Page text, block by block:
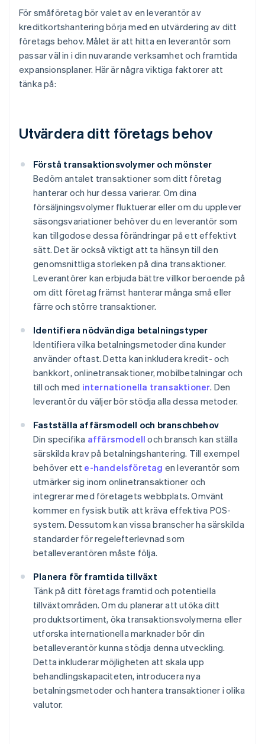
För småföretag bör valet av en leverantör av
kreditkortshantering börja med en utvärdering av ditt
företags behov. Målet är att hitta en leverantör som
passar väl in i din nuvarande verksamhet och framtida
expansionsplaner. Här är några viktiga faktorer att
tänka på:
Utvärdera ditt företags behov
Förstå transaktionsvolymer och mönster
Bedöm antalet transaktioner som ditt företag
hanterar och hur dessa varierar. Om dina
försäljningsvolymer fluktuerar eller om du upplever
säsongsvariationer behöver du en leverantör som
kan tillgodose dessa förändringar på ett effektivt
sätt. Det är också viktigt att ta hänsyn till den
genomsnittliga storleken på dina transaktioner.
Leverantörer kan erbjuda bättre villkor beroende på
om ditt företag främst hanterar många små eller
färre och större transaktioner.
Identifiera nödvändiga betalningstyper
Identifiera vilka betalningsmetoder dina kunder
använder oftast. Detta kan inkludera kredit- och
bankkort, onlinetransaktioner, mobilbetalningar och
till och med internationella transaktioner. Den
leverantör du väljer bör stödja alla dessa metoder.
Fastställa affärsmodell och branschbehov
Din specifika affärsmodell och bransch kan ställa
särskilda krav på betalningshantering. Till exempel
behöver ett e-handelsföretag en leverantör som
utmärker sig inom onlinetransaktioner och
integrerar med företagets webbplats. Omvänt
kommer en fysisk butik att kräva effektiva POS-
system. Dessutom kan vissa branscher ha särskilda
standarder för regelefterlevnad som
betalleverantören måste följa.
Planera för framtida tillväxt
Tänk på ditt företags framtid och potentiella
tillväxtområden. Om du planerar att utöka ditt
produktsortiment, öka transaktionsvolymerna eller
utforska internationella marknader bör din
betalleverantör kunna stödja denna utveckling.
Detta inkluderar möjligheten att skala upp
behandlingskapaciteten, introducera nya
betalningsmetoder och hantera transaktioner i olika
valutor.